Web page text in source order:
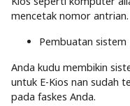
mencetak nomor antrian.
Pembuatan sistem
Anda kudu membikin
untuk E-Kios nan sudah
pada faskes Anda.